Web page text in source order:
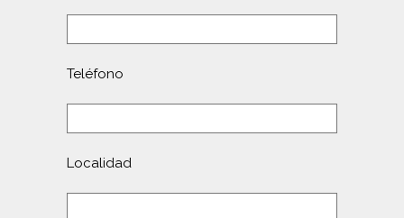
Teléfono
Localidad